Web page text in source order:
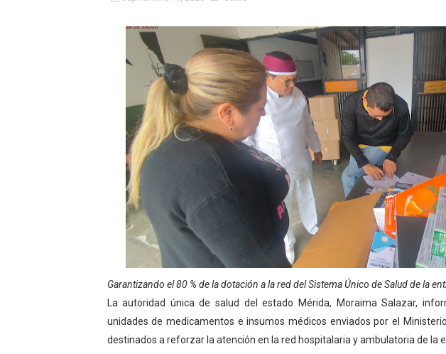
INN-Mérida celebró el Lacto grado para promover
Impulsan plan estratégico de seguridad ciudadana
Mérida impulsa desarrollo económico con taller de
Fomficc consolida alianzas e impulsa la economía
Niños de Estudiantes de Mérida sembraron 110
Corposalud y Secretaría Social fortalecen la
Inicia el plan vacacional Venezuela Renace en el
Expertos inspeccionan espacios del OAN para la
Dictan MasterClass en el marco del Encuentro
Garantizando el 80 % de la dotación a la red del Sistema Único de Salud de la
La autoridad única de salud del estado Mérida, Moraima Salazar,
unidades de medicamentos e insumos médicos enviados por el
destinados a reforzar la atención en la red hospitalaria y ambulatoria de la